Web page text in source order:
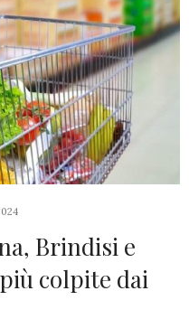
Brindisi e
colpite dai